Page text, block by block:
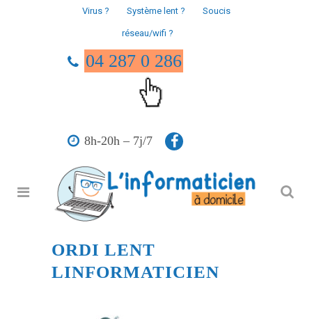
Virus ? Système lent ? Soucis
réseau/wifi ?
04 287 0 286
8h-20h – 7j/7
ORDI LENT
LINFORMATICIEN